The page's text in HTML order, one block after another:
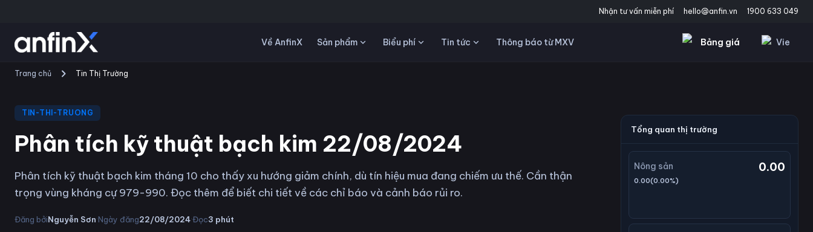
Nhận tư vấn miễn phí hello@anfin.vn 1900 633 049
Về AnfinX Sản phẩm Biểu phí Tin tức Thông báo từ MXV Bảng giá Vie
Trang chủ Tin Thị Trường
TIN-THI-TRUONG
Phân tích kỹ thuật bạch kim 22/08/2024
Phân tích kỹ thuật bạch kim tháng 10 cho thấy xu hướng giảm chính, dù tín hiệu mua đang chiếm ưu thế. Cần thận
trọng vùng kháng cự 979-990. Đọc thêm để biết chi tiết về các chỉ báo và cảnh báo rủi ro.
Đăng bởiNguyễn Sơn·Ngày đăng22/08/2024·Đọc3 phút
Tổng quan thị trường
Nông sản 0.00
0.00(0.00%)